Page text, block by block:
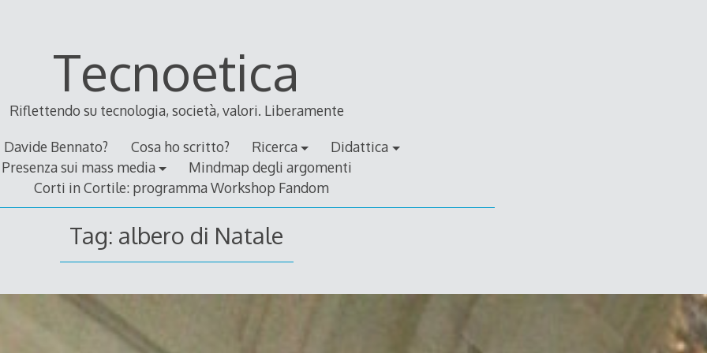
Tecnoetica
Riflettendo su tecnologia, società, valori. Liberamente
Davide Bennato? Cosa ho scritto? Ricerca
Didattica
Presenza sui mass media
Mindmap degli argomenti
Corti in Cortile: programma Workshop Fandom
Tag: albero di Natale